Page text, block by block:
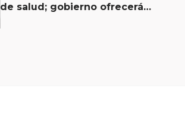
de salud; gobierno ofrecerá